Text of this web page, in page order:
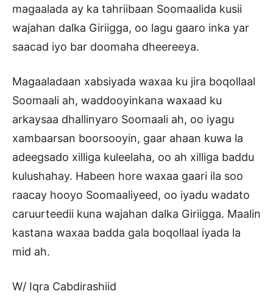
magaalada ay ka tahriibaan Soomaalida kusii
wajahan dalka Giriigga, oo lagu gaaro inka yar
saacad iyo bar doomaha dheereeya.
Magaaladaan xabsiyada waxaa ku jira boqollaal
Soomaali ah, waddooyinkana waxaad ku
arkaysaa dhallinyaro Soomaali ah, oo iyagu
xambaarsan boorsooyin, gaar ahaan kuwa la
adeegsado xilliga kuleelaha, oo ah xilliga baddu
kulushahay. Habeen hore waxaa gaari ila soo
raacay hooyo Soomaaliyeed, oo iyadu wadato
caruurteedii kuna wajahan dalka Giriigga. Maalin
kastana waxaa badda gala boqollaal iyada la
mid ah.
W/ Iqra Cabdirashiid